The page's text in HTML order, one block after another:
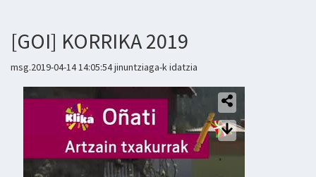
[GOI] KORRIKA 2019
msg.2019-04-14 14:05:54 jinuntziaga-k idatzia